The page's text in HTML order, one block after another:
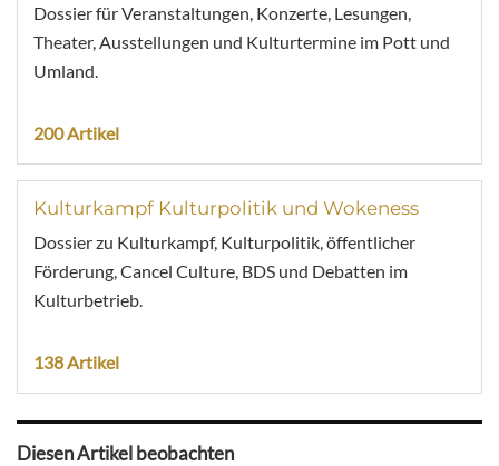
Dossier für Veranstaltungen, Konzerte, Lesungen,
Theater, Ausstellungen und Kulturtermine im Pott und
Umland.
200 Artikel
Kulturkampf Kulturpolitik und Wokeness
Dossier zu Kulturkampf, Kulturpolitik, öffentlicher
Förderung, Cancel Culture, BDS und Debatten im
Kulturbetrieb.
138 Artikel
Diesen Artikel beobachten